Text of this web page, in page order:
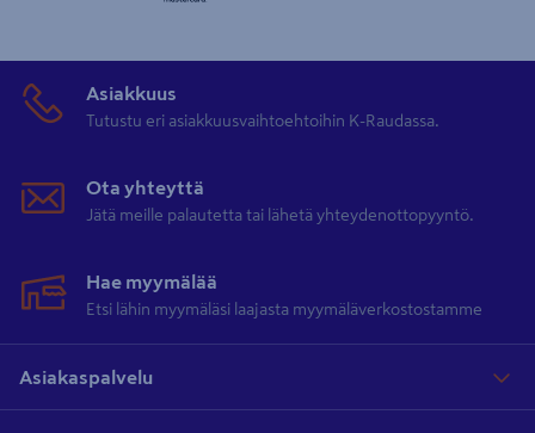
Asiakkuus
Tutustu eri asiakkuusvaihtoehtoihin K-Raudassa.
Ota yhteyttä
Jätä meille palautetta tai lähetä yhteydenottopyyntö.
Hae myymälää
Etsi lähin myymäläsi laajasta myymäläverkostostamme
Asiakaspalvelu